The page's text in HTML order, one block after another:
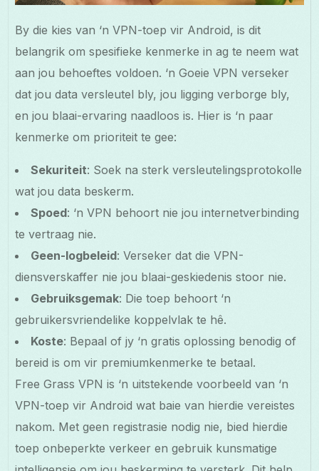
By die kies van ‘n VPN-toep vir Android, is dit
belangrik om spesifieke kenmerke in ag te neem wat
aan jou behoeftes voldoen. ‘n Goeie VPN verseker
dat jou data versleutel bly, jou ligging verborge bly,
en jou blaai-ervaring naadloos is. Hier is ‘n paar
kenmerke om prioriteit te gee:
Sekuriteit: Soek na sterk versleutelingsprotokolle
wat jou data beskerm.
Spoed: ‘n VPN behoort nie jou internetverbinding
te vertraag nie.
Geen-logbeleid: Verseker dat die VPN-
diensverskaffer nie jou blaai-geskiedenis stoor nie.
Gebruiksgemak: Die toep behoort ‘n
gebruikersvriendelike koppelvlak te hê.
Koste: Bepaal of jy ‘n gratis oplossing benodig of
bereid is om vir premiumkenmerke te betaal.
Free Grass VPN is ‘n uitstekende voorbeeld van ‘n
VPN-toep vir Android wat baie van hierdie vereistes
nakom. Met geen registrasie nodig nie, bied hierdie
toep onbeperkte verkeer en gebruik kunsmatige